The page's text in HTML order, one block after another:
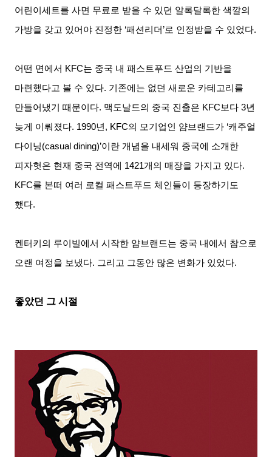
어린이세트를 사면 무료로 받을 수 있던 알록달록한 색깔의
가방을 갖고 있어야 진정한 ‘패션리더 ’로 인정받을 수 있었다.
어떤 면에서 KFC는 중국 내 패스트푸드 산업의 기반을
마련했다고 볼 수 있다. 기존에는 없던 새로운 카테고리를
만들어냈기 때문이다. 맥도날드의 중국 진출은 KFC보다 3년
늦게 이뤄졌다. 1990년 , KFC의 모기업인 얌브랜드가 ‘캐주얼
다이닝(casual dining)’이란 개념을 내세워 중국에 소개한
피자헛은 현재 중국 전역에
1421개의 매장을 가지고 있다.
KFC를 본떠 여러 로컬 패스트푸드 체인들이 등장하기도
했다.
켄터키의 루이빌에서 시작한 얌브랜드는 중국 내에서 참으로
오랜 여정을 보냈다. 그리고 그동안 많은 변화가 있었다.
좋았던 그 시절